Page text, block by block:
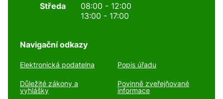
Středa
08:00 - 12:00
13:00 - 17:00
Navigační odkazy
Elektronická podatelna Popis úřadu
Důležité zákony a
vyhlášky
Povinně zveřejňované
informace